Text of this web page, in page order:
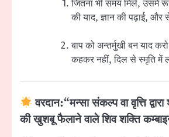
जितना भी समय मिले, उसमें
की याद, ज्ञान की पढ़ाई, और
बाप को अन्तर्मुखी बन याद
कहकर नहीं, दिल से स्मृति में
वरदान:“मन्सा संकल्प वा वृत्ति
की खुशबू फैलाने वाले शिव शक्ति